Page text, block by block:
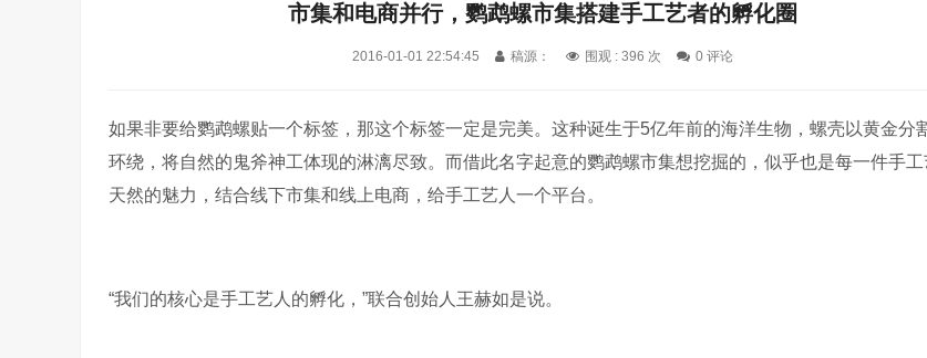
市集和电商并行，鹦鹉螺市集搭建手工艺者的孵化圈
2016-01-01 22:54:45 稿源： 围观 : 396 次 0 评论
如果非要给鹦鹉螺贴一个标签，那这个标签一定是完美。这种诞生于5亿年前的海洋生物，螺壳以黄金分
环绕，将自然的鬼斧神工体现的淋漓尽致。而借此名字起意的鹦鹉螺市集想挖掘的，似乎也是每一件手工
天然的魅力，结合线下市集和线上电商，给手工艺人一个平台。
“我们的核心是手工艺人的孵化，”联合创始人王赫如是说。